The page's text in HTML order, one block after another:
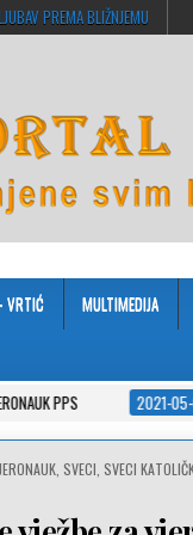
PREMA BLIŽNJEMU
VRTIĆ MULTIMEDIJA
2021-05-02 ISUSOVE
, SVECI SVECI